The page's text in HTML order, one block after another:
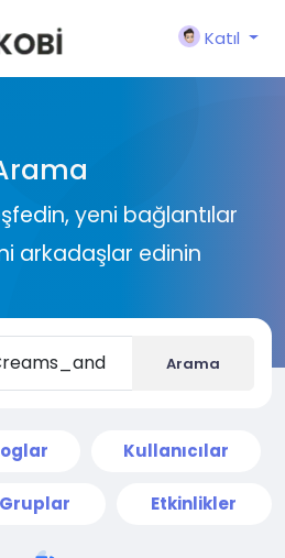
Katıl
yeni bağlantılar
arkadaşlar edinin
Arama
Kullanıcılar
Gruplar Etkinlikler